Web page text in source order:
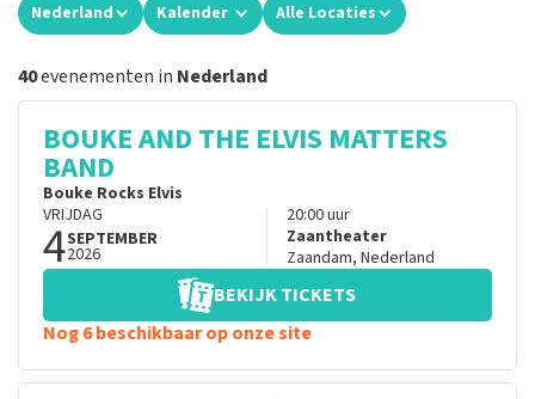
Nederland Kalender Alle Locaties
40evenementen in Nederland
BOUKE AND THE ELVIS MATTERS
BAND
Bouke Rocks Elvis
VRIJDAG
4SEPTEMBER
2026
20:00uur
Zaantheater
Zaandam, Nederland
BEKIJK TICKETS
Nog 6 beschikbaar op onze site